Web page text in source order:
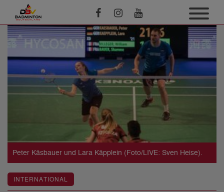
Peter Käsbauer und Lara Käpplein (Foto/LIVE: Sven Heise).
INTERNATIONAL